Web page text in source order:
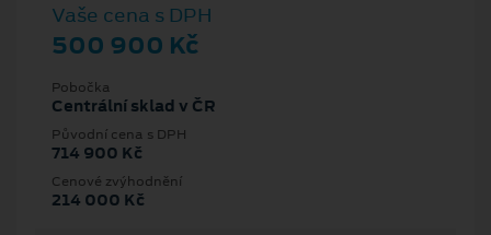
Vaše cena s DPH
500 900 Kč
Pobočka
Centrální sklad v ČR
Původní cena s DPH
714 900 Kč
Cenové zvýhodnění
214 000 Kč